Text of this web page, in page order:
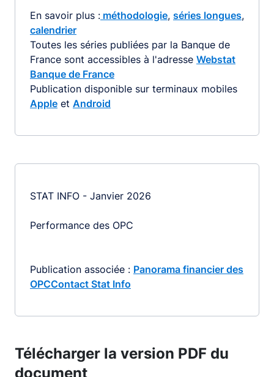
En savoir plus : méthodologie, séries longues,
calendrier
Toutes les séries publiées par la Banque de
France sont accessibles à l'adresse Webstat
Banque de France
Publication disponible sur terminaux mobiles
Apple et Android
STAT INFO - Janvier 2026
Performance des OPC
Publication associée : Panorama financier des
OPCContact Stat Info
Télécharger la version PDF du
document